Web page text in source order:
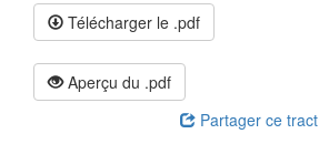
Télécharger le .pdf
Aperçu du .pdf
Partager ce tract